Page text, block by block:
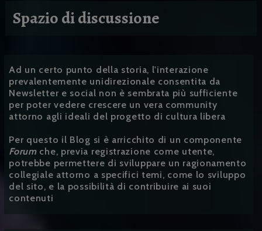
Spazio di discussione
Ad un certo punto della storia, l'interazione
prevalentemente unidirezionale consentita da
Newsletter e social non è sembrata più sufficiente
per poter vedere crescere un vera community
attorno agli ideali del progetto di cultura libera
Per questo il Blog si è arricchito di un componente
Forumche, previa registrazione come utente,
potrebbe permettere di sviluppare un ragionamento
collegiale attorno a specifici temi, come lo sviluppo
del sito, e la possibilità di contribuire ai suoi
contenuti